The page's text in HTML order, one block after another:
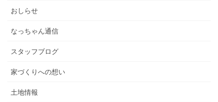
おしらせ
なっちゃん通信
スタッフブログ
家づくりへの想い
土地情報